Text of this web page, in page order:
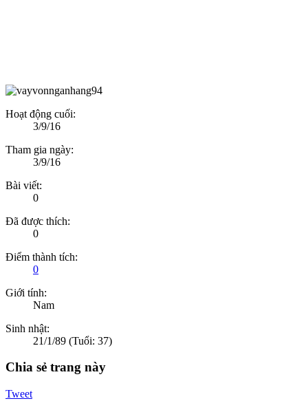
Hoạt động cuối:
3/9/16
Tham gia ngày:
3/9/16
Bài viết:
0
Đã được thích:
0
Điểm thành tích:
0
Giới tính:
Nam
Sinh nhật:
21/1/89 (Tuổi: 37)
Chia sẻ trang này
Tweet